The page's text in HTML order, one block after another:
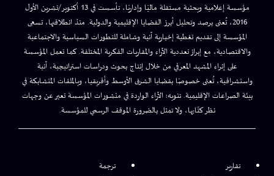
مؤسسة إعلامية وبحثية مستقلة ماليًا وإداريًا، تأسست في 13 أكتوبر/تشرين الأول
2016، تُعنى برصد وتحليل أبرز القضايا الإقليمية والدولية. منذ انطلاقتها، تسعى
المؤسسة إلى تقديم تغطية إخبارية آنية وشاملة للتطورات السياسية والاجتماعية
والاقتصادية، مع إبراز تعددية الآراء والمقاربات الفكرية المختلفة. كما تعمل المؤسسة
على إثراء المشهد المعرفي من خلال إنتاج بحوث ودراسات استراتيجية، آنية
واستشرافية، تُعنى خصوصًا بقضايا الشرق الأوسط وأفريقيا، وبالملفات المتشابكة في
بيئة الصراعات الإقليمية. تنويه: الآراء الواردة في منشورات المؤسسة تعبر عن وجهات
نظر كتّابها، ولا تمثل بالضرورة الموقف الرسمي للمؤسسة.
تقارير
ترجمة